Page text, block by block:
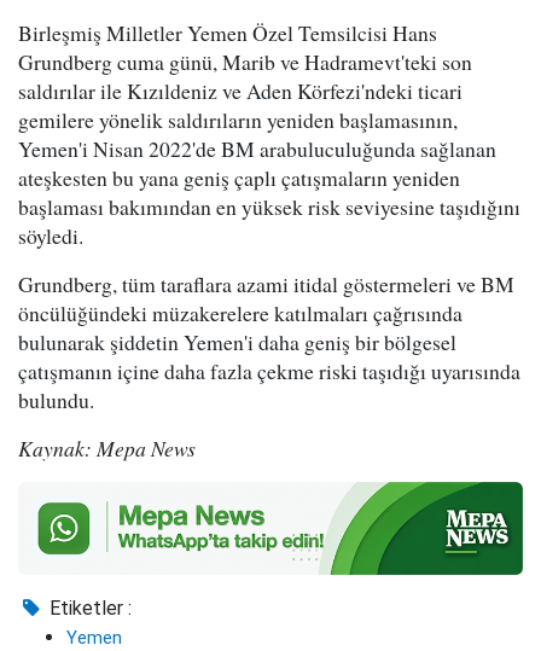
Birleşmiş Milletler Yemen Özel Temsilcisi Hans
Grundberg cuma günü, Marib ve Hadramevt'teki son
saldırılar ile Kızıldeniz ve Aden Körfezi'ndeki ticari
gemilere yönelik saldırıların yeniden başlamasının,
Yemen'i Nisan 2022'de BM arabuluculuğunda sağlanan
ateşkesten bu yana geniş çaplı çatışmaların yeniden
başlaması bakımından en yüksek risk seviyesine taşıdığını
söyledi.
Grundberg, tüm taraflara azami itidal göstermeleri ve BM
öncülüğündeki müzakerelere katılmaları çağrısında
bulunarak şiddetin Yemen'i daha geniş bir bölgesel
çatışmanın içine daha fazla çekme riski taşıdığı uyarısında
bulundu.
Kaynak: Mepa News
Etiketler :
Yemen